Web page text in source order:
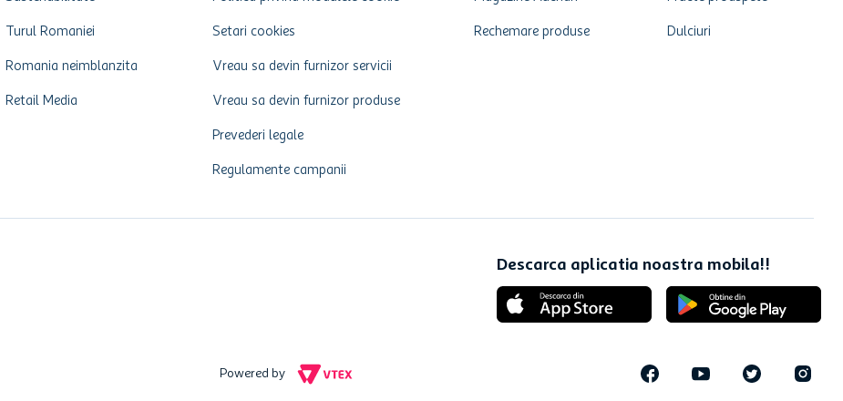
Turul Romaniei
Romania neimblanzita
Retail Media
Setari cookies
Vreau sa devin furnizor servicii
Vreau sa devin furnizor produse
Prevederi legale
Regulamente campanii
Rechemare produse Dulciuri
Descarca aplicatia noastra mobila!!
Powered by